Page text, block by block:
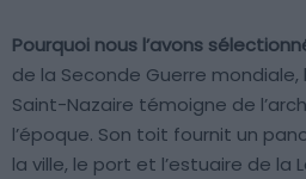
Pourquoi nous l’avons
de la Seconde Guerre
Saint-Nazaire témoigne de
l’époque. Son toit fournit un
la ville, le port et l’estuaire de la